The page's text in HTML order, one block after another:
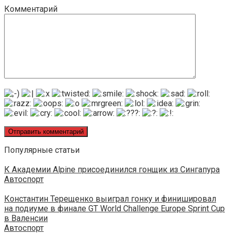
Комментарий
Популярные статьи
К Академии Alpine присоединился гонщик из Сингапура
Автоспорт
Константин Терещенко выиграл гонку и финишировал
на подиуме в финале GT World Challenge Europe Sprint Cup
в Валенсии
Автоспорт